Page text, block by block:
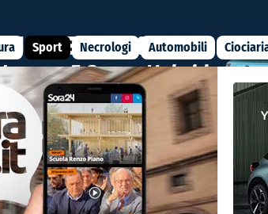
Sport Necrologi Automobili